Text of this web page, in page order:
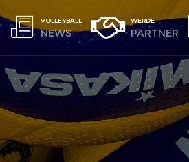
WERDE
PARTNER
VOLLEYBALL
NEWS